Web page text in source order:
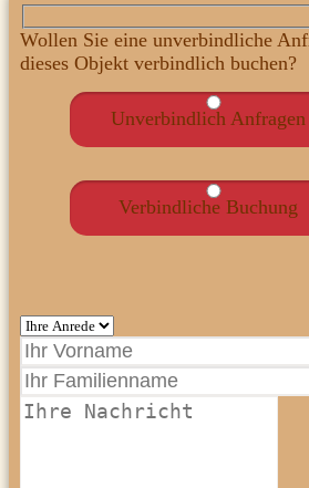
Wollen Sie eine unverbindliche
dieses Objekt verbindlich buchen?
Unverbindlich Anfragen
Verbindliche Buchung